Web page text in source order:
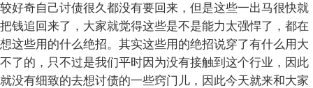
较好奇自己讨债很久都没有要回来，但是这些一出马很快就
把钱追回来了，大家就觉得这些是不是能力太强悍了，都在
想这些用的什么绝招。其实这些用的绝招说穿了有什么用大
不了的，只不过是我们平时因为没有接触到这个行业，因此
就没有细致的去想讨债的一些窍门儿，因此今天就来和大家